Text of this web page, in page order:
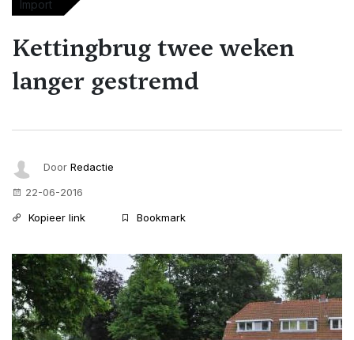
Import
Kettingbrug twee weken
langer gestremd
Door Redactie
22-06-2016
Kopieer link
Bookmark